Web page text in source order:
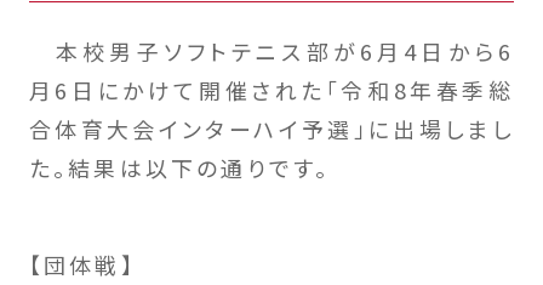
本校男子ソフトテニス部が6月4日から6
月6日にかけて開催された「令和8年春季総
合体育大会インターハイ予選」に出場しまし
た。結果は以下の通りです。
【団体戦】